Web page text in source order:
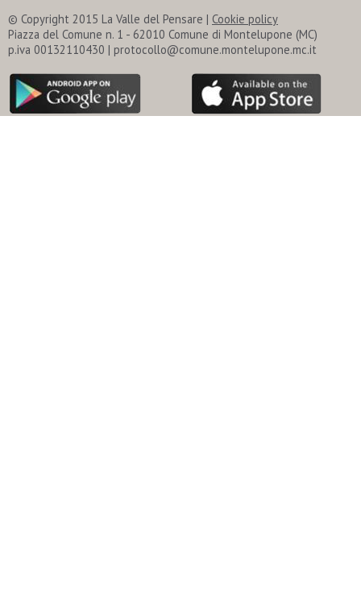
© Copyright 2015 La Valle del Pensare | Cookie policy
Piazza del Comune n. 1 - 62010 Comune di Montelupone (MC)
p.iva 00132110430 | protocollo@comune.montelupone.mc.it